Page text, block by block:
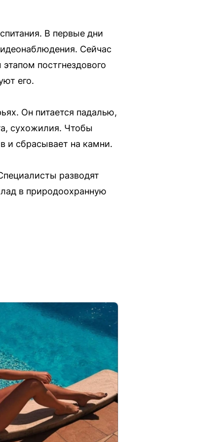
В первые дни
Сейчас
постгнездового
его.
Он питается падалью,
сухожилия. Чтобы
и сбрасывает на камни.
разводят
в природоохранную